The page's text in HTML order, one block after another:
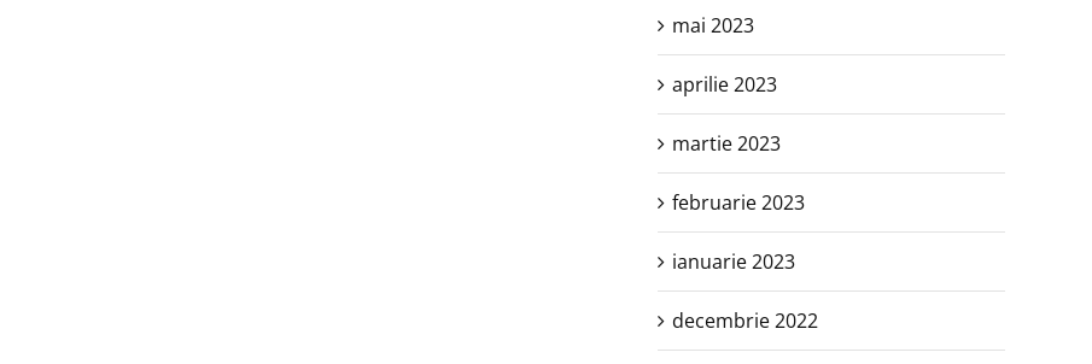
mai 2023
aprilie 2023
martie 2023
februarie 2023
ianuarie 2023
decembrie 2022